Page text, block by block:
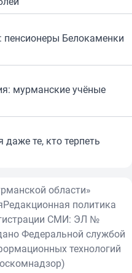
Белокаменки
мурманские учёные
те, кто терпеть
области»
Редакционная политика
СМИ: ЭЛ №
Федеральной службой
технологий